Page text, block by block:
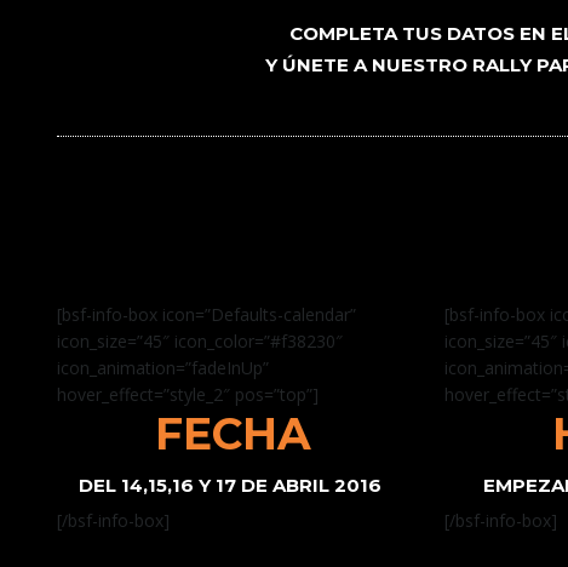
COMPLETA TUS DATOS EN
Y ÚNETE A NUESTRO RALLY
[bsf-info-box icon=”Defaults-calendar”
icon_size=”45″ icon_color=”#f38230″
icon_animation=”fadeInUp”
hover_effect=”style_2″ pos=”top”]
FECHA
DEL 14,15,16 Y 17 DE ABRIL 2016
[/bsf-info-box]
[bsf-info-box
icon_size=”45″
[/bsf-info-box]